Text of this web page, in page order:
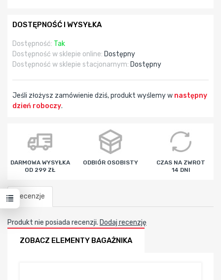
DOSTĘPNOŚĆ I WYSYŁKA
Dostępność: Tak
Dostępność w sklepie online: Dostępny
Dostępność w sklepie stacjonarnym: Dostępny
Jeśli złożysz zamówienie dziś, produkt wyślemy w następny
dzień roboczy.
godz min
DARMOWA WYSYŁKA
OD 299 ZŁ
ODBIÓR OSOBISTY
CZAS NA ZWROT
14 DNI
Recenzje
Produkt nie posiada recenzji. Dodaj recenzję
ZOBACZ ELEMENTY BAGAŻNIKA